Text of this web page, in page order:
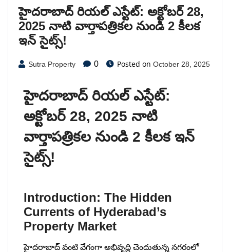
హైదరాబాద్ రియల్ ఎస్టేట్: అక్టోబర్ 28,
2025 నాటి వార్తాపత్రికల నుండి 2 కీలక
ఇన్ సైట్స్!
Sutra Property 0 Posted on October 28, 2025
హైదరాబాద్ రియల్ ఎస్టేట్:
అక్టోబర్ 28, 2025 నాటి
వార్తాపత్రికల నుండి 2 కీలక ఇన్
సైట్స్!
Introduction: The Hidden
Currents of Hyderabad’s
Property Market
హైదరాబాద్ వంటి వేగంగా అభివృద్ధి చెందుతున్న నగరంలో